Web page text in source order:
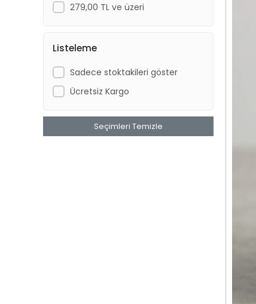
279,00 TL ve üzeri
Listeleme
Sadece stoktakileri göster
Ücretsiz Kargo
Seçimleri Temizle